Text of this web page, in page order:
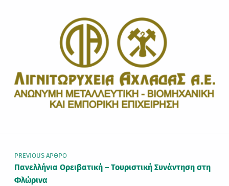
Πλοήγηση άρθρων
PREVIOUS ΆΡΘΡΟ
Πανελλήνια Ορειβατική – Τουριστική Συνάντηση στη
Φλώρινα